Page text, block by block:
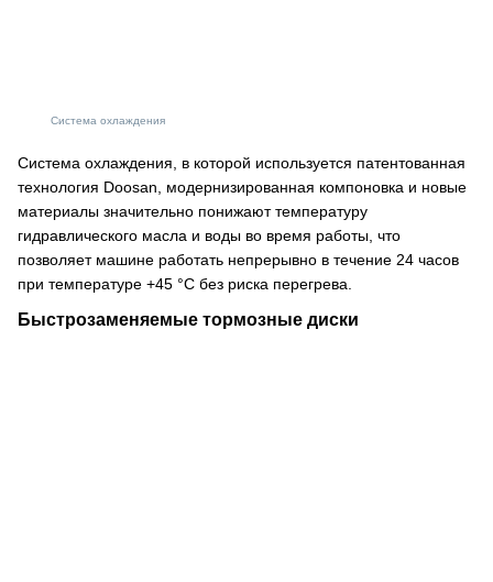
Система охлаждения
Система охлаждения, в которой используется патентованная
технология Doosan, модернизированная компоновка и новые
материалы значительно понижают температуру
гидравлического масла и воды во время работы, что
позволяет машине работать непрерывно в течение 24 часов
при температуре +45 °С без риска перегрева.
Быстрозаменяемые тормозные диски